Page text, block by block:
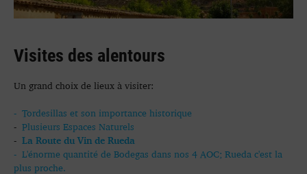
Visites des alentours
Un grand choix de lieux à visiter:
- Tordesillas et son importance historique
- Plusieurs Espaces Naturels
- La Route du Vin de Rueda
- L'énorme quantité de Bodegas dans nos 4 AOC; Rueda c'est la
plus proche.